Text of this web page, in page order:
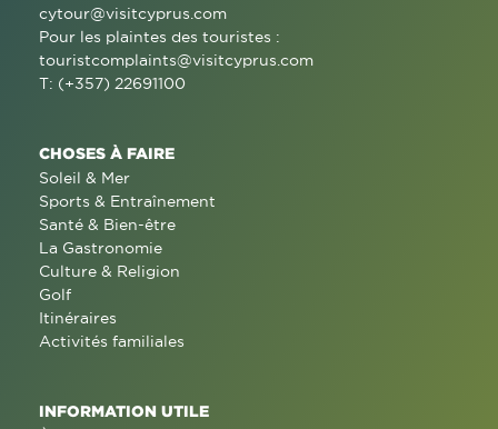
cytour@visitcyprus.com
Pour les plaintes des touristes :
touristcomplaints@visitcyprus.com
T: (+357) 22691100
CHOSES À FAIRE
Soleil & Mer
Sports & Entraînement
Santé & Bien-être
La Gastronomie
Culture & Religion
Golf
Itinéraires
Activités familiales
INFORMATION UTILE